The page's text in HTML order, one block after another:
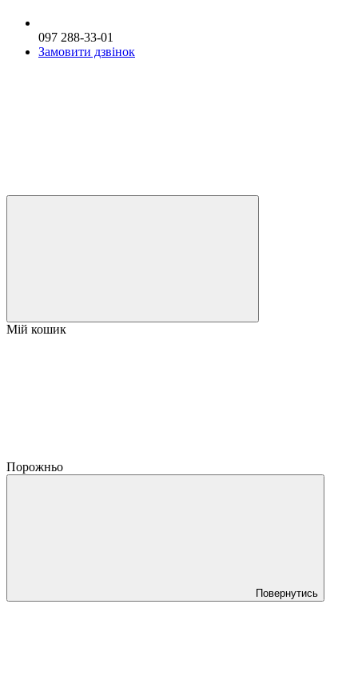
097 288-33-01
Замовити дзвінок
Мій кошик
Порожньо
Повернутись